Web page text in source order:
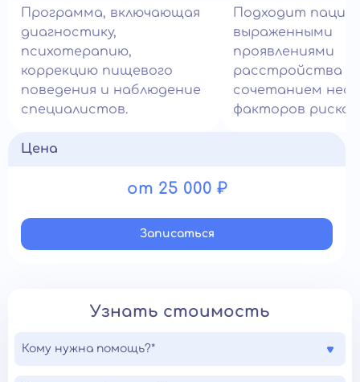
Программа, включающая
диагностику,
психотерапию,
коррекцию пищевого
поведения и наблюдение
специалистов.
Подходит
выраженными
проявлениями
расстройства и
сочетанием
факторов риска.
Цена
от 25 000 ₽
Записатьcя
Узнать стоимость
Кому нужна помощь?*